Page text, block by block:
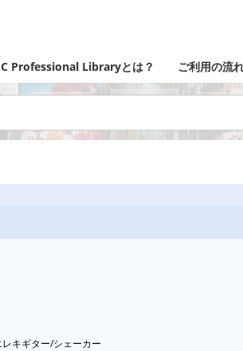
Professional Libraryとは？ ご利用の流
キギター/シェーカー